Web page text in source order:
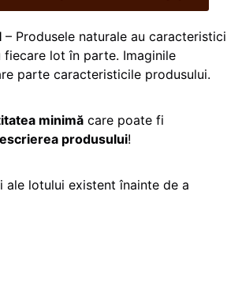
– Produsele naturale au caracteristici
fiecare lot în parte. Imaginile
parte caracteristicile produsului.
minimă care poate fi
produsului!
ale lotului existent înainte de a